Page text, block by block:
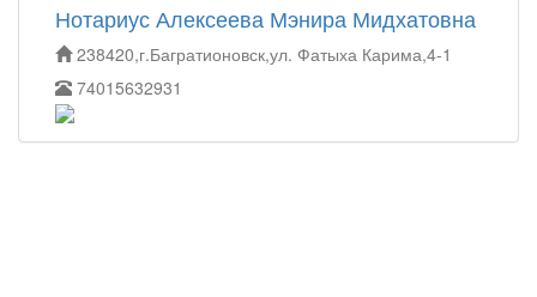
Нотариус Алексеева Мэнира Мидхатовна
238420,г.Багратионовск,ул. Фатыха Карима,4-1
74015632931